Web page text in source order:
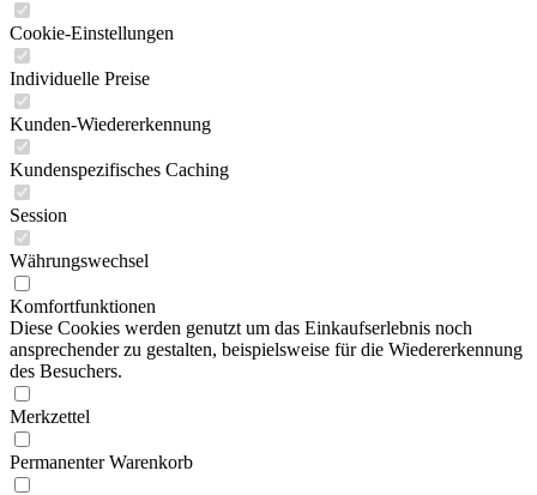
Cookie-Einstellungen
Individuelle Preise
Kunden-Wiedererkennung
Kundenspezifisches Caching
Session
Währungswechsel
Komfortfunktionen
Diese Cookies werden genutzt um das Einkaufserlebnis noch
ansprechender zu gestalten, beispielsweise für die Wiedererkennung
des Besuchers.
Merkzettel
Permanenter Warenkorb